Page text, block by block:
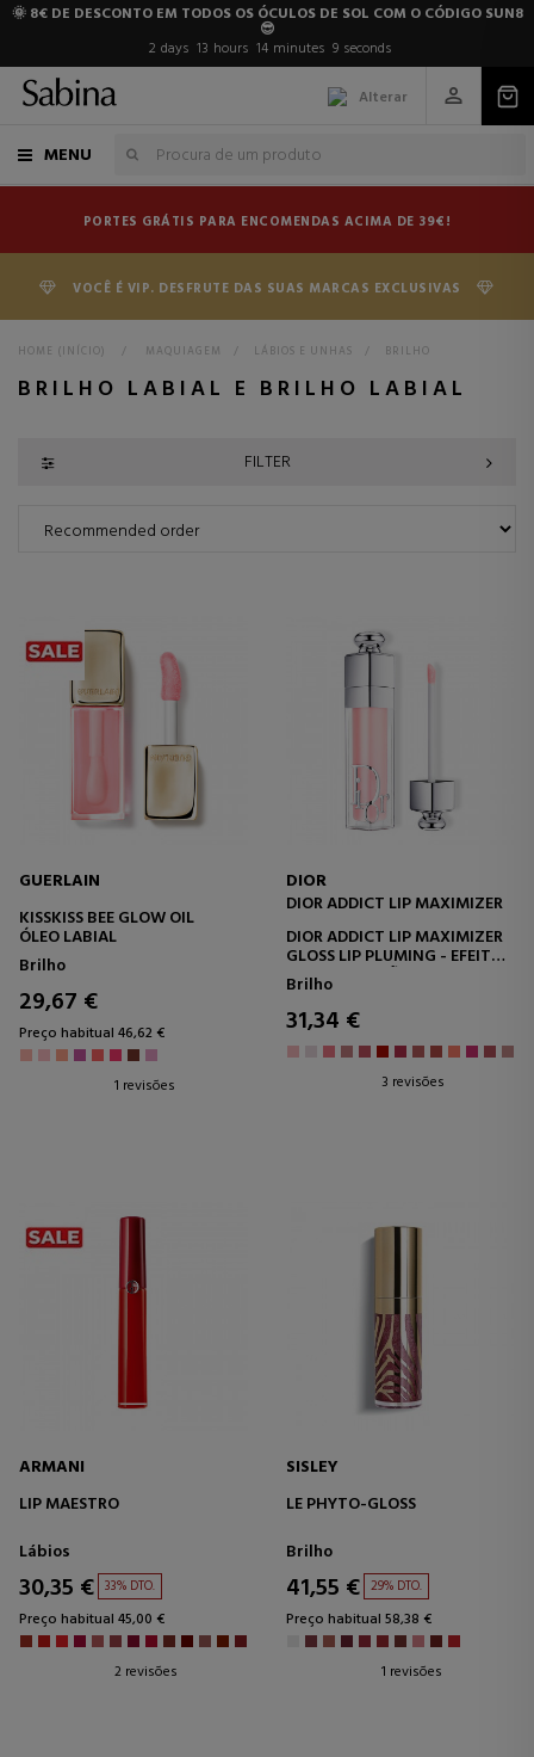
🌞 8€ DE DESCONTO EM TODOS OS ÓCULOS DE SOL COM O CÓDIGO SUN8
😎
2 days 13 hours 14 minutes 8 seconds
Alterar
MENU
PORTES GRÁTIS PARA ENCOMENDAS ACIMA DE 39€!
VOCÊ É VIP. DESFRUTE DAS SUAS MARCAS EXCLUSIVAS
HOME (INÍCIO) > MAQUIAGEM > LÁBIOS E UNHAS > BRILHO
BRILHO LABIAL E BRILHO LABIAL
FILTER
GUERLAIN
KISSKISS BEE GLOW OIL
ÓLEO LABIAL
Brilho
29,67 €
Preço habitual 46,62 €
1 revisões
DIOR
DIOR ADDICT LIP MAXIMIZER
DIOR ADDICT LIP MAXIMIZER
GLOSS LIP PLUMING - EFEITO
DE HIDRATAÇÃO E VOLUME -
IMEDIATO E DURADOURO
Brilho
31,34 €
3 revisões
ARMANI
LIP MAESTRO
Lábios
30,35 € 33% DTO.
Preço habitual 45,00 €
2 revisões
SISLEY
LE PHYTO-GLOSS
Brilho
41,55 € 29% DTO.
Preço habitual 58,38 €
1 revisões